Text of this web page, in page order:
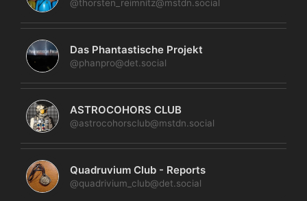
@thorsten_reimnitz@mstdn.social
Das Phantastische Projekt
@phanpro@det.social
ASTROCOHORS CLUB
@astrocohorsclub@mstdn.social
Quadruvium Club - Reports
@quadrivium_club@det.social